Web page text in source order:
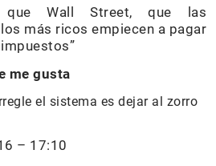
que Wall Street, que las
más ricos empiecen a pagar
impuestos”
me gusta
el sistema es dejar al zorro
– 17:10